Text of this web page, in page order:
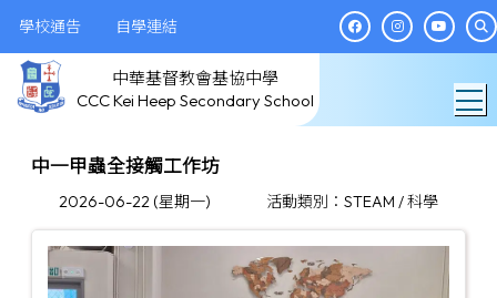
學校通告 自學連結
中華基督教會基協中學
CCC Kei Heep Secondary School
中一甲蟲全接觸工作坊
2026-06-22 (星期一) 活動類別：STEAM / 科學